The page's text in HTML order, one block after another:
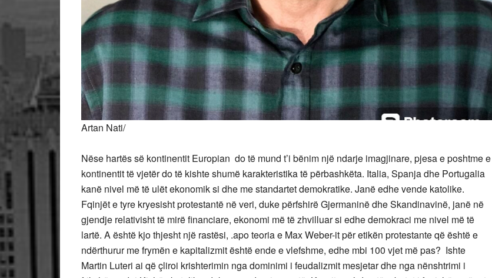
Artan Nati/
Nëse hartës së kontinentit Europian do të mund t’i bënim një ndarje imagjinare, pjesa e poshtme e
kontinentit të vjetër do të kishte shumë karakteristika të përbashkëta. Italia, Spanja dhe Portugalia
kanë nivel më të ulët ekonomik si dhe me standartet demokratike. Janë edhe vende katolike.
Fqinjët e tyre kryesisht protestantë në veri, duke përfshirë Gjermaninë dhe Skandinavinë, janë në
gjendje relativisht të mirë financiare, ekonomi më të zhvilluar si edhe demokraci me nivel më të
lartë. A është kjo thjesht një rastësi, .apo teoria e Max Weber-it për etikën protestante që është e
ndërthurur me frymën e kapitalizmit është ende e vlefshme, edhe mbi 100 vjet më pas? Ishte
Martin Luteri ai që çliroi krishterimin nga dominimi i feudalizmit mesjetar dhe nga nënshtrimi i